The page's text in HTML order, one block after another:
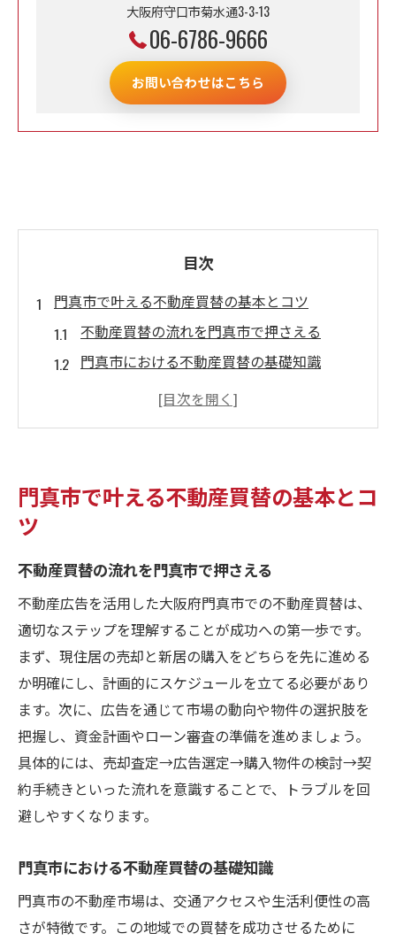
大阪府守口市菊水通3-3-13
06-6786-9666
お問い合わせはこちら
目次
門真市で叶える不動産買替の基本とコツ
不動産買替の流れを門真市で押さえる
門真市における不動産買替の基礎知識
買替計画を成功させるための事前準備
不動産広告を通じた賢い買替術を徹底解説
広告から読み解く門真市の物件選びポイン
ト
不動産買替に役立つ広告活用の実践術
買替を成功に導く広告のチェック方法
広告媒体ごとの不動産買替メリット比較
信頼できる情報源で不動産買替を進める
理想の住まい探しに役立つ不動産買替の視点
不動産買替で理想の住まいを見極めるコツ
住まい探しに効く不動産買替の視点とは
買替時に外せない資産価値のポイント
不動産買替を成功させる周辺環境の選び方
理想を叶える不動産買替の判断基準
門真市で叶える不動産買替の基本とコ
ツ
不動産買替の流れを門真市で押さえる
不動産広告を活用した大阪府門真市での不動産買替は、
適切なステップを理解することが成功への第一歩です。
まず、現住居の売却と新居の購入をどちらを先に進める
か明確にし、計画的にスケジュールを立てる必要があり
ます。次に、広告を通じて市場の動向や物件の選択肢を
把握し、資金計画やローン審査の準備を進めましょう。
具体的には、売却査定→広告選定→購入物件の検討→契
約手続きといった流れを意識することで、トラブルを回
避しやすくなります。
門真市における不動産買替の基礎知識
門真市の不動産市場は、交通アクセスや生活利便性の高
さが特徴です。この地域での買替を成功させるために